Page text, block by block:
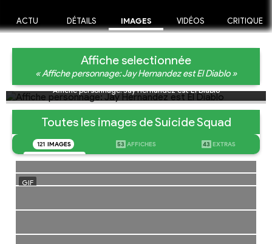
ACTU DÉTAILS IMAGES VIDÉOS CRITIQUE
Affiche selectionnée
« Affiche personnage: Jay Hernandez est El Diablo »
Affiche personnage: Jay Hernandez est El Diablo
Toutes les images de Suicide Squad
121 IMAGES 53 AFFICHES 43 EXTRAS